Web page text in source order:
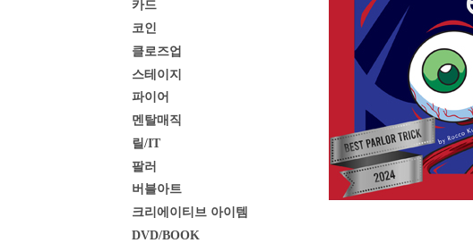
카드
코인
클로즈업
스테이지
파이어
멘탈매직
릴/IT
팔러
버블아트
크리에이티브 아이템
DVD/BOOK